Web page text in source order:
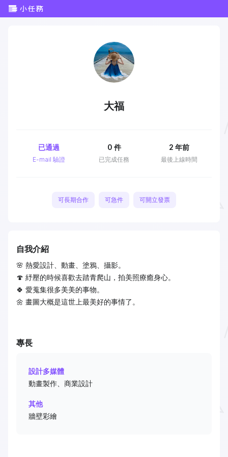
大福
E-mail 驗證
已通過
已完成任務
0 件
最後上線時間
2 年前
可長期合作 可急件 可開立發票
自我介紹
​🌸 熱愛設計、動畫、塗鴉、攝影。
🍄 紓壓的時候喜歡去踏青爬山，拍美照療癒身心。
🍀 愛蒐集很多美美的事物。
🌼 畫圖大概是這世上最美好的事情了。
專長
設計多媒體
動畫製作、商業設計
其他
牆壁彩繪